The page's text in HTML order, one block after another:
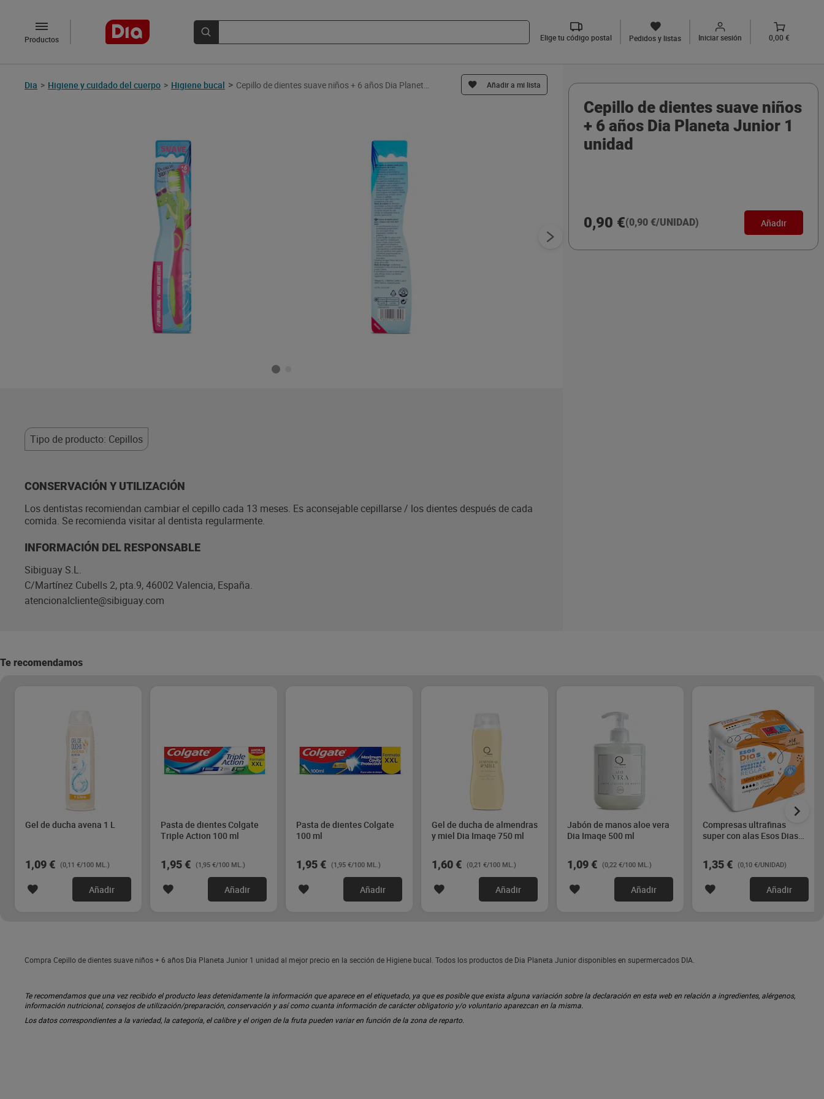
Productos Elige tu código postal Pedidos y listas Iniciar sesión 0,00 €
Dia > Higiene y cuidado del cuerpo > Higiene bucal > Añadir a mi lista
Tipo de producto: Cepillos
CONSERVACIÓN Y UTILIZACIÓN
Los dentistas recomiendan cambiar el cepillo cada 13 meses. Es aconsejable cepillarse / los dientes después de cada
comida. Se recomienda visitar al dentista regularmente.
INFORMACIÓN DEL RESPONSABLE
Sibiguay S.L.
C/Martínez Cubells 2, pta.9, 46002 Valencia, España.
atencionalcliente@sibiguay.com
Cepillo de dientes suave niños
+ 6 años Dia Planeta Junior 1
unidad
0,90 €(0,90 €/UNIDAD) Añadir
Te recomendamos
Gel de ducha avena 1 L
1,09 € (0,11 €/100 ML.)
Añadir
Pasta de dientes Colgate
Triple Action 100 ml
1,95 € (1,95 €/100 ML.)
Añadir
Pasta de dientes Colgate
100 ml
1,95 € (1,95 €/100 ML.)
Añadir
Gel de ducha de almendras
y miel Dia Imaqe 750 ml
1,60 € (0,21 €/100 ML.)
Añadir
Jabón de manos aloe vera
Dia Imaqe 500 ml
1,09 € (0,22 €/100 ML.)
Añadir
Compresas ultrafinas
super con alas Esos Dias
1,35 € (0,10 €/UNIDAD)
Añadir
Compra Cepillo de dientes suave niños + 6 años Dia Planeta Junior 1 unidad al mejor precio en la sección de Higiene bucal. Todos los productos de Dia Planeta Junior disponibles en supermercados DIA.
Te recomendamos que una vez recibido el producto leas detenidamente la información que aparece en el etiquetado, ya que es posible que exista alguna variación sobre la declaración en esta web en relación a ingredientes, alérgenos,
información nutricional, consejos de utilización/preparación, conservación y así como cuanta información de carácter obligatorio y/o voluntario aparezcan en la misma.
Los datos correspondientes a la variedad, la categoría, el calibre y el origen de la fruta pueden variar en función de la zona de reparto.